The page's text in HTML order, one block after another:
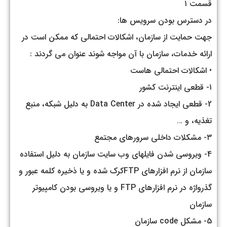
قسمت ۱
در دسترس بودن سرویس ها:
جهت حمایت از سازمان، اشکالات احتمالی که ممکن است در
ارائه خدمات، سازمان با آن مواجه شوند عنوان می گردند :
• اشکالات احتمالی هاست
۱- قطعی اینترنت کشور
2- قطعی ایجاد شده در Data Center به دلیل شبکه، منبع
تغذیه، و …
۳- مشکلات داخلی سرورهای مجتمع
4- ویروسی شدن فایلهای وب سایت سازمان به دلیل استفاده
سازمان از نرم افزارهای FTPکرک شده و یا ذخیره کلمه عبور و
گذرواژه در نرم افزارهای FTP و یا ویروسی بودن کامپیوتر
سازمان
5- مشکل code سازمان